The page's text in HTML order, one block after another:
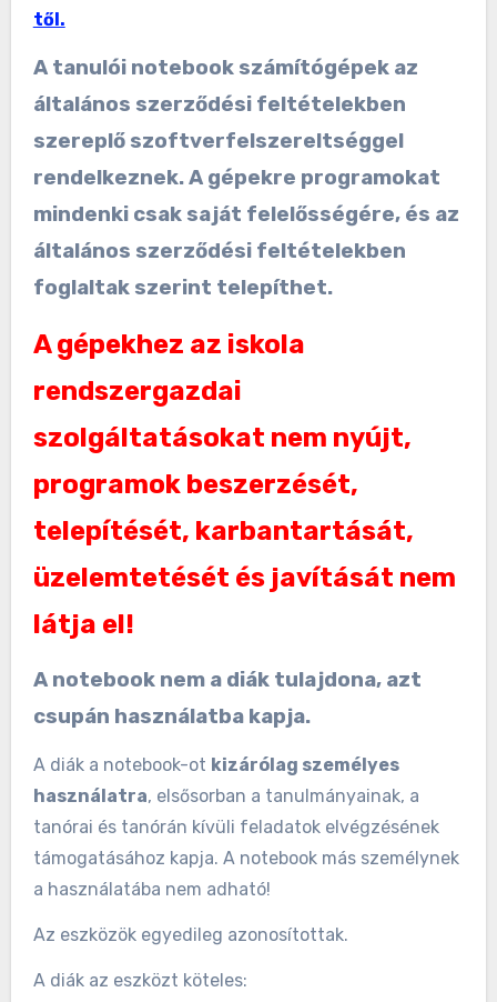
től.
A tanulói notebook számítógépek az
általános szerződési feltételekben
szereplő szoftverfelszereltséggel
rendelkeznek. A gépekre programokat
mindenki csak saját felelősségére, és az
általános szerződési feltételekben
foglaltak szerint telepíthet.
A gépekhez az iskola
rendszergazdai
szolgáltatásokat nem nyújt,
programok beszerzését,
telepítését, karbantartását,
üzelemtetését és javítását nem
látja el!
A notebook nem a diák tulajdona, azt
csupán használatba kapja.
A diák a notebook-ot kizárólag személyes
használatra, elsősorban a tanulmányainak, a
tanórai és tanórán kívüli feladatok elvégzésének
támogatásához kapja. A notebook más személynek
a használatába nem adható!
Az eszközök egyedileg azonosítottak.
A diák az eszközt köteles: